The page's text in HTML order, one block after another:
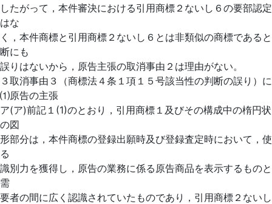
したがって，本件審決における引用商標２ないし６の要部認
はな
く，本件商標と引用商標２ないし６とは非類似の商標である
断にも
誤りはないから，原告主張の取消事由２は理由がない。
３取消事由３（商標法４条１項１５号該当性の判断の誤り）
⑴原告の主張
ア(ア)前記１(1)のとおり，引用商標１及びその構成中の楕円
の図
形部分は，本件商標の登録出願時及び登録査定時において，
る
識別力を獲得し，原告の業務に係る原告商品を表示するもの
需
要者の間に広く認識されていたものであり，引用商標２ない